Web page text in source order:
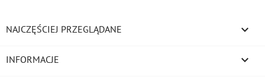
NAJCZĘŚCIEJ PRZEGLĄDANE 
INFORMACJE 